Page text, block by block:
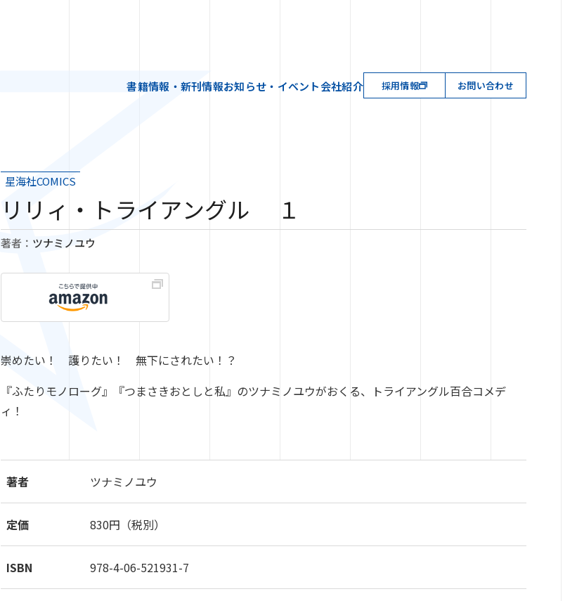
書籍情報・新刊情報お知らせ・イベント会社紹介 採用情報 お問い合わせ
星海社COMICS
リリィ・トライアングル １
著者： ツナミノユウ
崇めたい！ 護りたい！ 無下にされたい！？
『ふたりモノローグ』『つまさきおとしと私』のツナミノユウがおくる、トライアングル百合コメデ
ィ！
著者 ツナミノユウ
定価 830円（税別）
ISBN 978-4-06-521931-7